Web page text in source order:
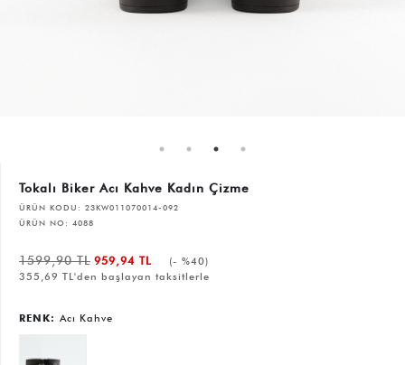
Tokalı Biker Acı Kahve Kadın Çizme
ÜRÜN KODU: 23KW011070014-092
ÜRÜN NO: 4088
1599,90 TL 959,94 TL
(- %40)
355,69 TL'den başlayan taksitlerle
RENK: Acı Kahve